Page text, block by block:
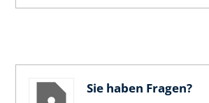
Sie haben Fragen?